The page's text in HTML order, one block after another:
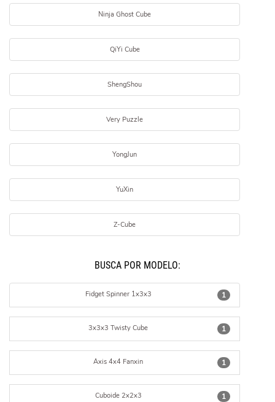
Ninja Ghost Cube
QiYi Cube
ShengShou
Very Puzzle
YongJun
YuXin
Z-Cube
BUSCÁ POR MODELO:
1
Fidget Spinner 1x3x3
1
3x3x3 Twisty Cube
1
Axis 4x4 Fanxin
1
Cuboide 2x2x3